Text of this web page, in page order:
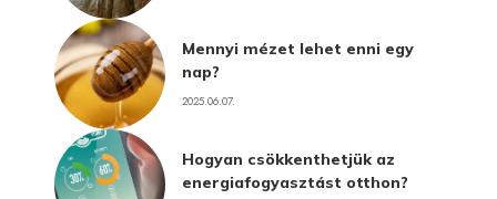
Mennyi mézet lehet enni egy
nap?
2025.06.07.
Hogyan csökkenthetjük az
energiafogyasztást otthon?